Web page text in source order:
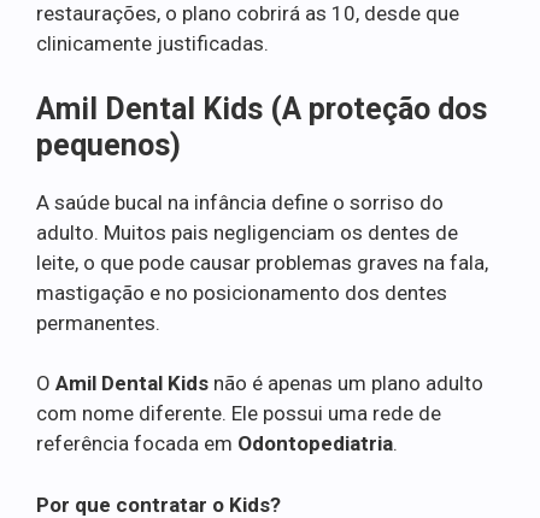
restaurações, o plano cobrirá as 10, desde que
clinicamente justificadas.
Amil Dental Kids (A proteção dos
pequenos)
A saúde bucal na infância define o sorriso do
adulto. Muitos pais negligenciam os dentes de
leite, o que pode causar problemas graves na fala,
mastigação e no posicionamento dos dentes
permanentes.
O Amil Dental Kids não é apenas um plano adulto
com nome diferente. Ele possui uma rede de
referência focada em Odontopediatria.
Por que contratar o Kids?